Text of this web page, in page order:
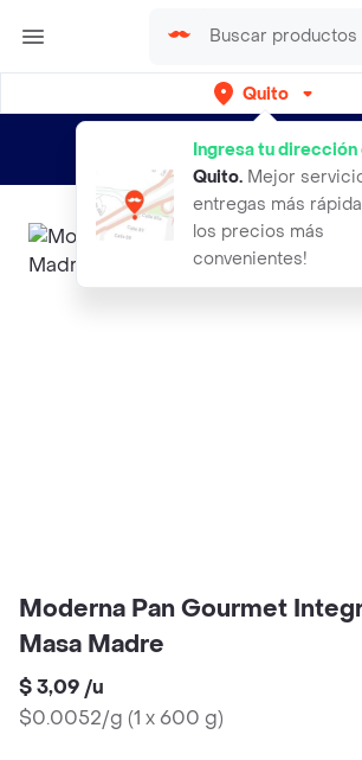
Quito
Ingresa tu dirección
Quito. Mejor
entregas más
los precios más
convenientes!
envíos gratis por semanas
Moderna Pan Gourmet
Masa Madre
$ 3,09 /u
$0.0052/g (1 x 600 g)